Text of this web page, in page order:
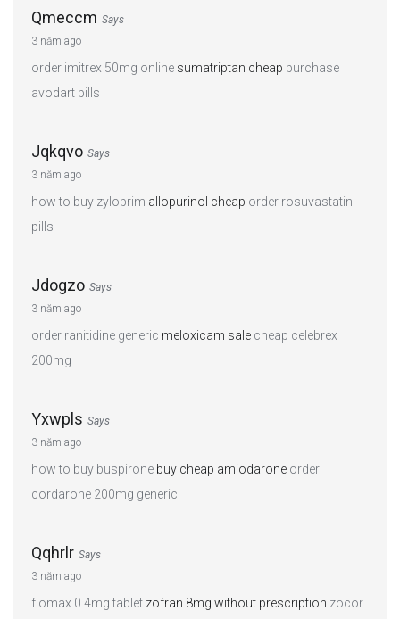
Qmeccm Says
3 năm ago
order imitrex 50mg online sumatriptan cheap purchase
avodart pills
Jqkqvo Says
3 năm ago
how to buy zyloprim allopurinol cheap order rosuvastatin
pills
Jdogzo Says
3 năm ago
order ranitidine generic meloxicam sale cheap celebrex
200mg
Yxwpls Says
3 năm ago
how to buy buspirone buy cheap amiodarone order
cordarone 200mg generic
Qqhrlr Says
3 năm ago
flomax 0.4mg tablet zofran 8mg without prescription zocor